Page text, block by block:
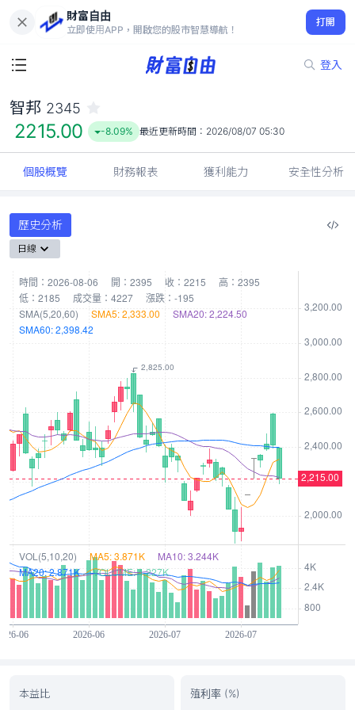
財富自由
立即使用APP，開啟您的股市智慧導航！
打開
登入
2215.00
-8.09%
智邦 2345
2215.00 -8.09% 最近更新時間： 2026/08/07 05:30
個股概覽 財務報表 獲利能力 安全性分析
歷史分析
日線
本益比 殖利率 (%)